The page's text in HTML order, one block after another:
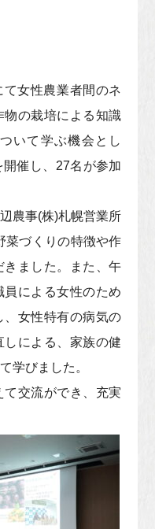
女性農業者間のネ
物の栽培による知識
いて学ぶ機会とし
催し、27名が参加
農事(株)札幌営業所
菜づくりの特徴や作
きました。また、午
による女性のため
女性特有の病気の
による、家族の健
学びました。
交流ができ、充実